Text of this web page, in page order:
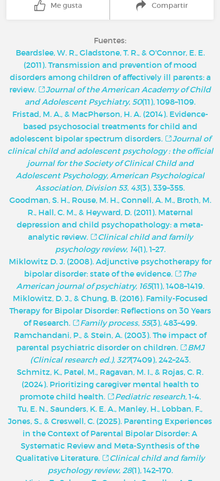
Me gusta Compartir
Fuentes:
Beardslee, W. R., Gladstone, T. R., & O'Connor, E. E.
(2011). Transmission and prevention of mood
disorders among children of affectively ill parents: a
review.
Journal of the American Academy of Child
and Adolescent Psychiatry, 50(11), 1098–1109.
Fristad, M. A., & MacPherson, H. A. (2014). Evidence-
based psychosocial treatments for child and
adolescent bipolar spectrum disorders.
Journal of
clinical child and adolescent psychology : the official
journal for the Society of Clinical Child and
Adolescent Psychology, American Psychological
Association, Division 53, 43(3), 339–355.
Goodman, S. H., Rouse, M. H., Connell, A. M., Broth, M.
R., Hall, C. M., & Heyward, D. (2011). Maternal
depression and child psychopathology: a meta-
analytic review.
Clinical child and family
psychology review, 14(1), 1–27.
Miklowitz D. J. (2008). Adjunctive psychotherapy for
bipolar disorder: state of the evidence.
The
American journal of psychiatry, 165(11), 1408–1419.
Miklowitz, D. J., & Chung, B. (2016). Family-Focused
Therapy for Bipolar Disorder: Reflections on 30 Years
of Research.
Family process, 55(3), 483–499.
Ramchandani, P., & Stein, A. (2003). The impact of
parental psychiatric disorder on children.
BMJ
(Clinical research ed.), 327(7409), 242–243.
Schmitz, K., Patel, M., Ragavan, M. I., & Rojas, C. R.
(2024). Prioritizing caregiver mental health to
promote child health.
Pediatric research, 1-4.
Tu, E. N., Saunders, K. E. A., Manley, H., Lobban, F.,
Jones, S., & Creswell, C. (2025). Parenting Experiences
in the Context of Parental Bipolar Disorder: A
Systematic Review and Meta-Synthesis of the
Qualitative Literature.
Clinical child and family
psychology review, 28(1), 142–170.